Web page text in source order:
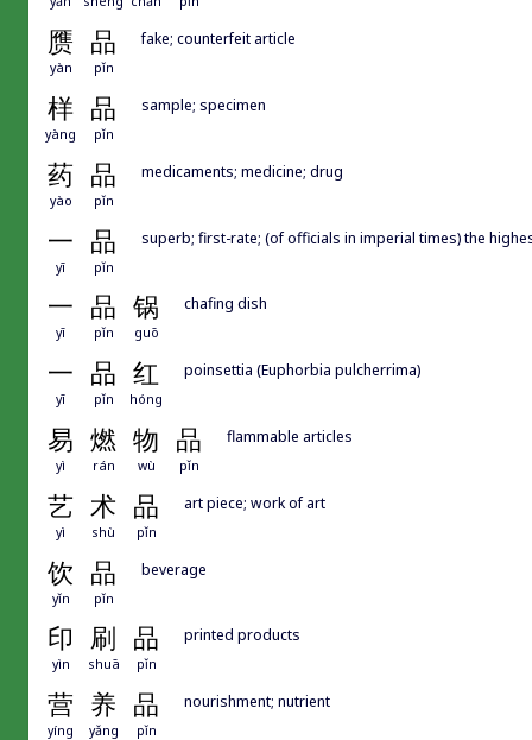
赝 品
yàn pǐn
fake; counterfeit article
样 品
yàng pǐn
sample; specimen
药 品
yào pǐn
medicaments; medicine; drug
一 品
yī pǐn
superb; first-rate; (of officials in imperial times) the
一 品 锅
yī pǐn guō
chafing dish
一 品 红
yī pǐn hóng
poinsettia (Euphorbia pulcherrima)
易 燃 物 品
yì rán wù pǐn
flammable articles
艺 术 品
yì shù pǐn
art piece; work of art
饮 品
yǐn pǐn
beverage
印 刷 品
yìn shuā pǐn
printed products
营 养 品
yíng yǎng pǐn
nourishment; nutrient